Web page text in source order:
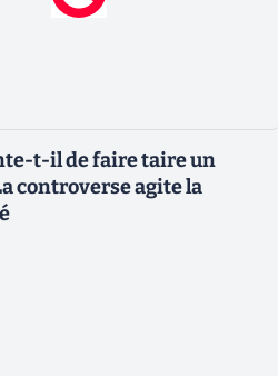
t-il de faire taire un
controverse agite la